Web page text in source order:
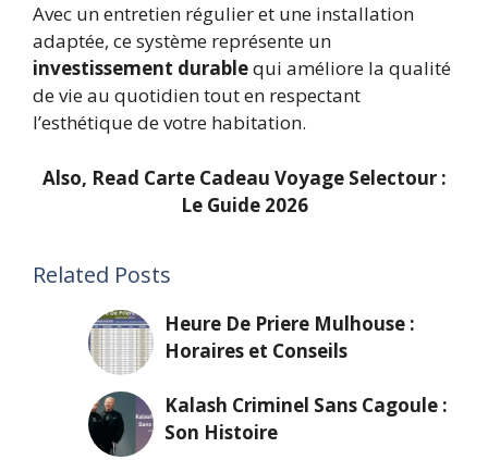
Avec un entretien régulier et une installation
adaptée, ce système représente un
investissement durablequi améliore la qualité
de vie au quotidien tout en respectant
l’esthétique de votre habitation.
Also, Read Carte Cadeau Voyage Selectour :
Le Guide 2026
Related Posts
Heure De Priere Mulhouse :
Horaires et Conseils
Kalash Criminel Sans Cagoule :
Son Histoire